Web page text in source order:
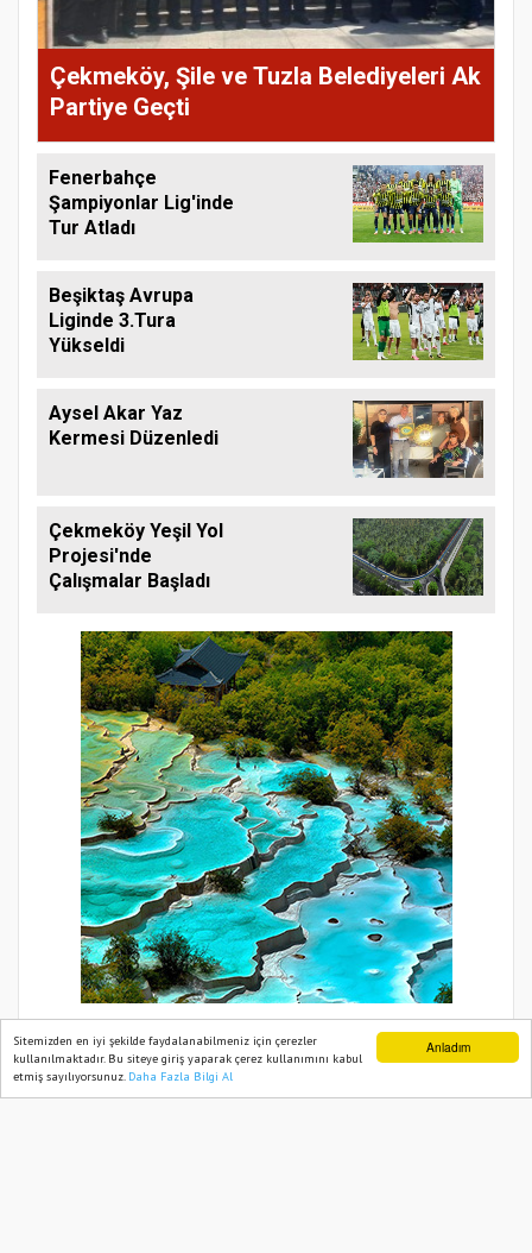
Anladım
Sitemizden en iyi şekilde faydalanabilmeniz için çerezler
kullanılmaktadır. Bu siteye giriş yaparak çerez kullanımını kabul
etmiş sayılıyorsunuz. Daha Fazla Bilgi Al
Çekmeköy, Şile ve Tuzla Belediyeleri Ak
Partiye Geçti
Fenerbahçe
Şampiyonlar Lig'inde
Tur Atladı
Beşiktaş Avrupa
Liginde 3.Tura
Yükseldi
Aysel Akar Yaz
Kermesi Düzenledi
Çekmeköy Yeşil Yol
Projesi'nde
Çalışmalar Başladı
Ana Sayfa Web TV